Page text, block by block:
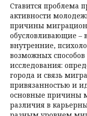
Ставится проблема
активности
причины
обусловливающие –
внутренние,
возможных
исследования:
города и связь
привязанностью и
основные причины
различия в